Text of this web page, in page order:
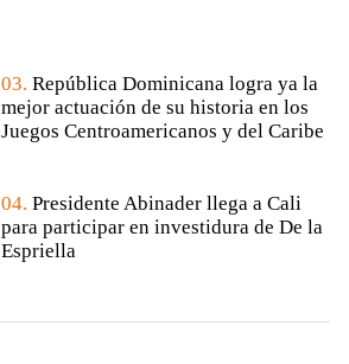
03. República Dominicana logra ya la
mejor actuación de su historia en los
Juegos Centroamericanos y del Caribe
04. Presidente Abinader llega a Cali
para participar en investidura de De la
Espriella